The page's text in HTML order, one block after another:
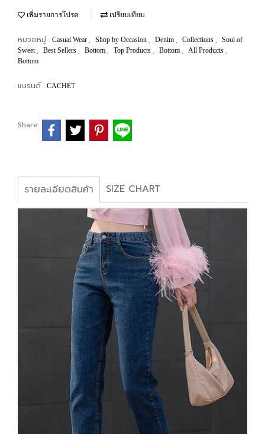
เพิ่มรายการโปรด เปรียบเทียบ
หมวดหมู่ : Casual Wear , Shop by Occasion , Denim , Collections , Soul of
Sweet , Best Sellers , Bottom , Top Products , Bottom , All Products ,
Bottom
แบรนด์ : CACHET
Share
รายละเอียดสินค้า SIZE CHART